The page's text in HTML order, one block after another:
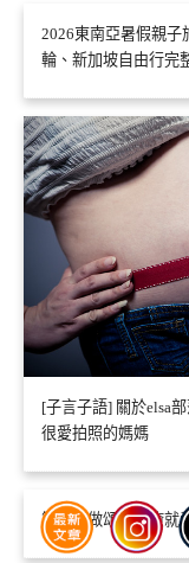
2026東南亞暑假親子
輪、新加坡自由行完
[子言子語] 關於elsa
很愛拍照的媽媽
第一次做頌缽療癒就